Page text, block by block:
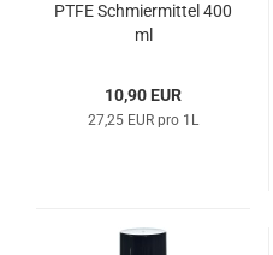
PTFE Schmier­mit­tel 400
ml
10,90 EUR
27,25 EUR pro 1L